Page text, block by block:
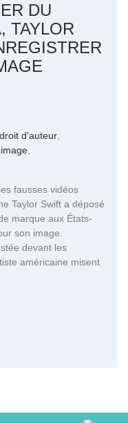
DU
TAYLOR
droit d'auteur
image
fausses vidéos
Taylor Swift a déposé
marque aux États-
son image.
devant les
américaine misent